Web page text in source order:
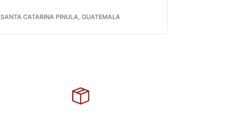
SANTA CATARINA PINULA, GUATEMALA